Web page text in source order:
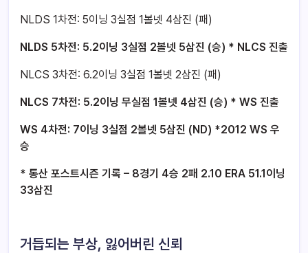
NLDS 1차전: 5이닝 3실점 1볼넷 4삼진 (패)
NLDS 5차전: 5.2이닝 3실점 2볼넷 5삼진 (승) * NLCS 진출
NLCS 3차전: 6.2이닝 3실점 1볼넷 2삼진 (패)
NLCS 7차전: 5.2이닝 무실점 1볼넷 4삼진 (승) * WS 진출
WS 4차전: 7이닝 3실점 2볼넷 5삼진 (ND) *2012 WS 우
승
* 통산 포스트시즌 기록 – 8경기 4승 2패 2.10 ERA 51.1이닝
33삼진
거듭되는 부상, 잃어버린 신뢰